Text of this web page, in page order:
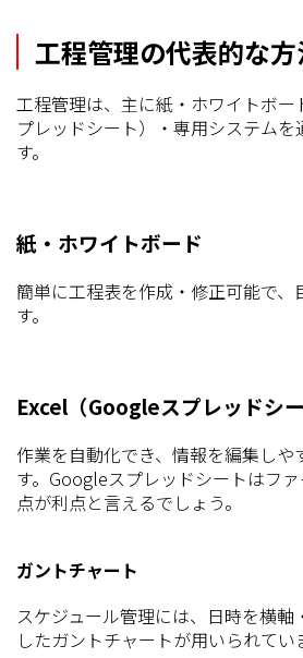
工程管理の代表的な
工程管理は、主に紙・ホワイトボ
プレッドシート）・専用システムを
す。
紙・ホワイトボード
簡単に工程表を作成・修正可能で、
す。
Excel（Googleスプレッドシー
作業を自動化でき、情報を編集しや
す。Googleスプレッドシートはフ
点が利点と言えるでしょう。
ガントチャート
スケジュール管理には、日時を横
したガントチャートが用いられてい